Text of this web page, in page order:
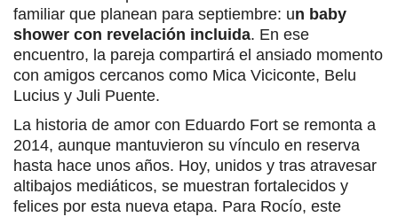
familiar que planean para septiembre: un baby
shower con revelación incluida. En ese
encuentro, la pareja compartirá el ansiado momento
con amigos cercanos como Mica Viciconte, Belu
Lucius y Juli Puente.
La historia de amor con Eduardo Fort se remonta a
2014, aunque mantuvieron su vínculo en reserva
hasta hace unos años. Hoy, unidos y tras atravesar
altibajos mediáticos, se muestran fortalecidos y
felices por esta nueva etapa. Para Rocío, este